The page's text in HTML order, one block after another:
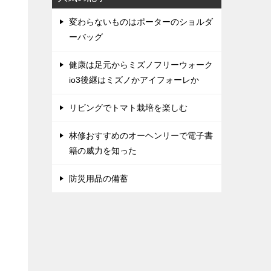
変わらないものはポーターのショルダ
ーバッグ
健康は足元からミズノフリーウォーク
io3後継はミズノかアイフォーレか
リビングでトマト栽培を楽しむ
林修おすすめのオーヘンリーで電子書
籍の威力を知った
防災用品の備蓄